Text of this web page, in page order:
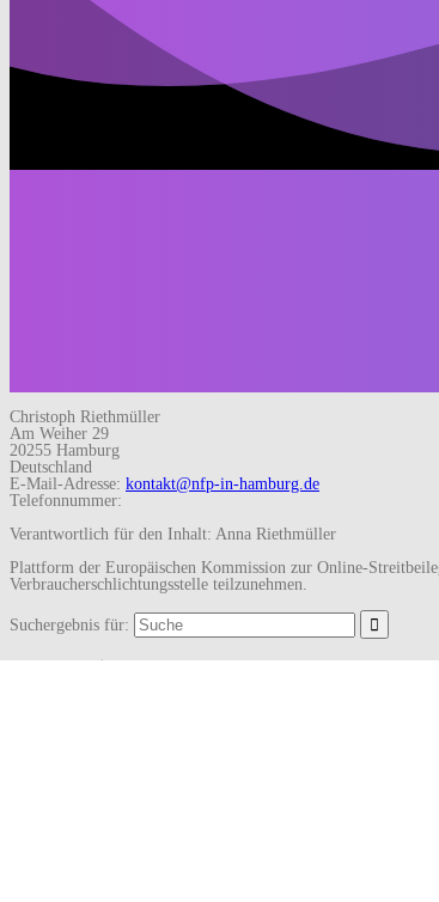
Christoph Riethmüller
Am Weiher 29
20255 Hamburg
Deutschland
E-Mail-Adresse: kontakt@nfp-in-hamburg.de
Telefonnummer:
Verantwortlich für den Inhalt: Anna Riethmüller
Plattform der Europäischen Kommission zur Online-
Verbraucherschlichtungsstelle teilzunehmen.
Suchergebnis für:
Neueste Beiträge